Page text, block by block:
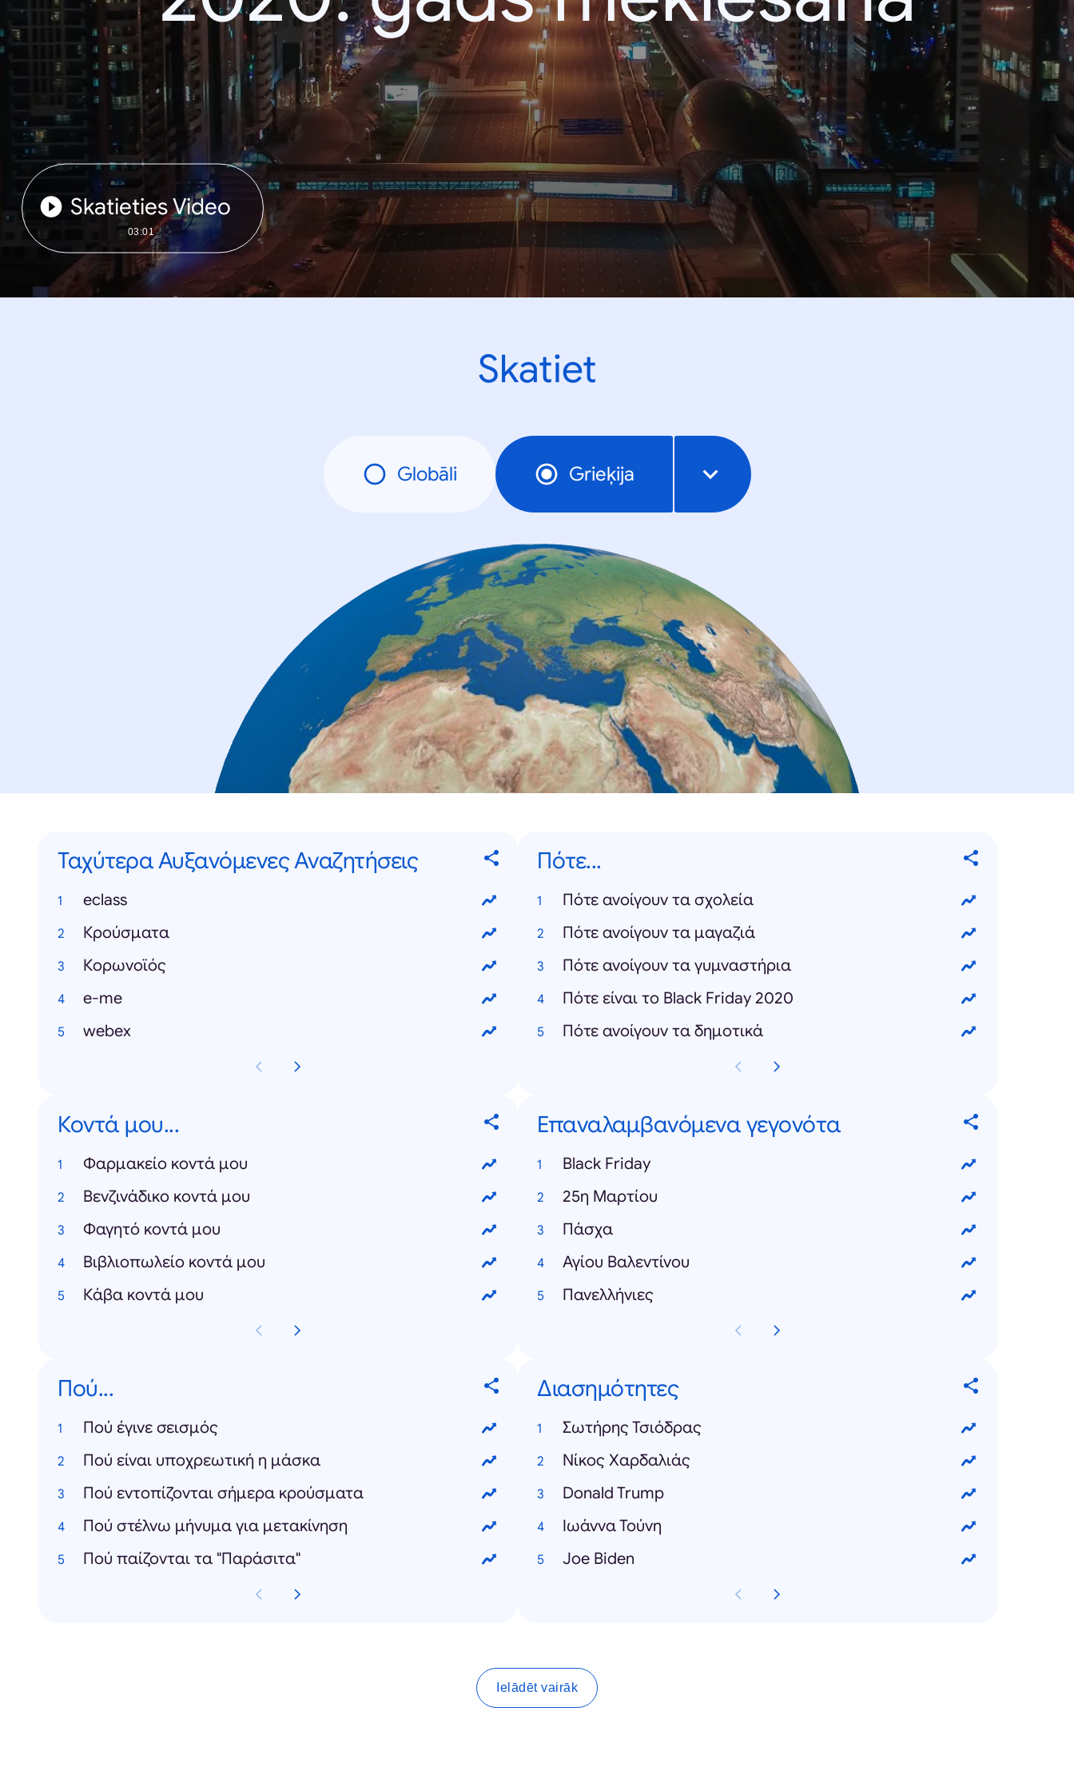
Skatieties Video
03:01
Skatiet
Globāli Grieķija
Ταχύτερα Αυξανόμενες Αναζητήσεις
eclass
Κρούσματα
Κορωνοϊός
e-me
webex
Πότε...
Πότε ανοίγουν τα σχολεία
Πότε ανοίγουν τα μαγαζιά
Πότε ανοίγουν τα γυμναστήρια
Πότε είναι το Black Friday 2020
Πότε ανοίγουν τα δημοτικά
Κοντά μου...
Φαρμακείο κοντά μου
Βενζινάδικο κοντά μου
Φαγητό κοντά μου
Βιβλιοπωλείο κοντά μου
Κάβα κοντά μου
Επαναλαμβανόμενα γεγονότα
Black Friday
25η Μαρτίου
Πάσχα
Αγίου Βαλεντίνου
Πανελλήνιες
Πού...
Πού έγινε σεισμός
Πού είναι υποχρεωτική η μάσκα
Πού εντοπίζονται σήμερα κρούσματα
Πού στέλνω μήνυμα για μετακίνηση
Πού παίζονται τα "Παράσιτα"
Διασημότητες
Σωτήρης Τσιόδρας
Νίκος Χαρδαλιάς
Donald Trump
Ιωάννα Τούνη
Joe Biden
Ielādēt vairāk